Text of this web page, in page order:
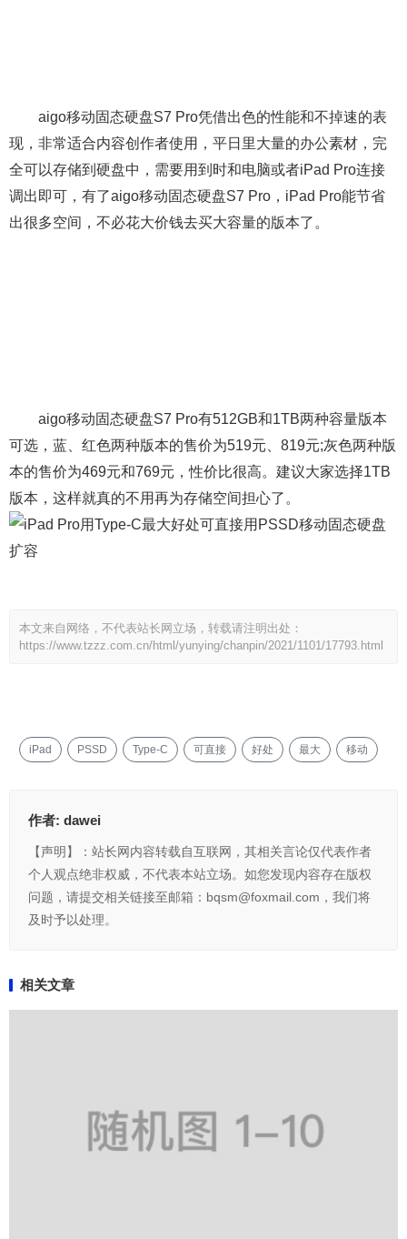
aigo移动固态硬盘S7 Pro凭借出色的性能和不掉速的表
现，非常适合内容创作者使用，平日里大量的办公素材，完
全可以存储到硬盘中，需要用到时和电脑或者iPad Pro连接
调出即可，有了aigo移动固态硬盘S7 Pro，iPad Pro能节省
出很多空间，不必花大价钱去买大容量的版本了。
aigo移动固态硬盘S7 Pro有512GB和1TB两种容量版本
可选，蓝、红色两种版本的售价为519元、819元;灰色两种版
本的售价为469元和769元，性价比很高。建议大家选择1TB
版本，这样就真的不用再为存储空间担心了。
本文来自网络，不代表站长网立场，转载请注明出处：
https://www.tzzz.com.cn/html/yunying/chanpin/2021/1101/17793.html
iPad PSSD Type-C 可直接 好处 最大 移动
作者: dawei
【声明】：站长网内容转载自互联网，其相关言论仅代表作者
个人观点绝非权威，不代表本站立场。如您发现内容存在版权
问题，请提交相关链接至邮箱：bqsm@foxmail.com，我们将
及时予以处理。
相关文章